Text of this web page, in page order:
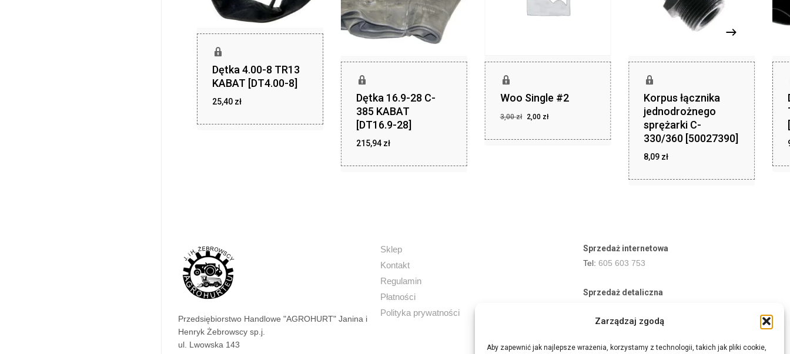
Zarządzaj zgodą
Aby zapewnić jak najlepsze wrażenia, korzystamy z technologii, takich jak pliki cookie,
Dętka 4.00-8 TR13
KABAT [DT4.00-8]
25,40 zł
Dętka 16.9-28 C-
385 KABAT
[DT16.9-28]
215,94 zł
Woo Single #2
3,00zł
Pierwotna
wynosiła:
2,00 złAktualna
wynosi:
cena cena
Korpus łącznika
jednodrożnego
sprężarki C-
330/360 [50027390]
8,09 zł
Przedsiębiorstwo Handlowe "AGROHURT" Janina i
Henryk Żebrowscy sp.j.
ul. Lwowska 143
Sklep
Kontakt
Regulamin
Płatności
Polityka prywatności
Sprzedaż internetowa
Tel: 605 603 753
Sprzedaż detaliczna
E-mail:aukcje.agrohurt@gmail.com
Godziny działania sklepu